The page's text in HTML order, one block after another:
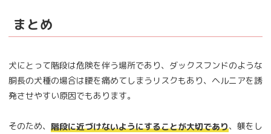
まとめ
犬にとって階段は危険を伴う場所であり、ダックスフンドのような
胴長の犬種の場合は腰を痛めてしまうリスクもあり、ヘルニアを誘
発させやすい原因でもあります。
そのため、 階段に近づけないようにすることが大切であり、躾をし